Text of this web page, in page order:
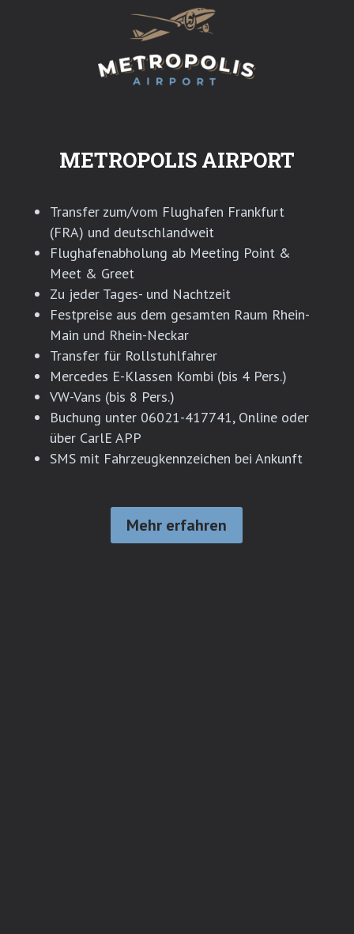
METROPOLIS AIRPORT
Transfer zum/vom Flughafen Frankfurt
(FRA) und deutschlandweit
Flughafenabholung ab Meeting Point &
Meet & Greet
Zu jeder Tages- und Nachtzeit
Festpreise aus dem gesamten Raum Rhein-
Main und Rhein-Neckar
Transfer für Rollstuhlfahrer
Mercedes E-Klassen Kombi (bis 4 Pers.)
VW-Vans (bis 8 Pers.)
Buchung unter 06021-417741, Online oder
über CarlE APP
SMS mit Fahrzeugkennzeichen bei Ankunft
Mehr erfahren